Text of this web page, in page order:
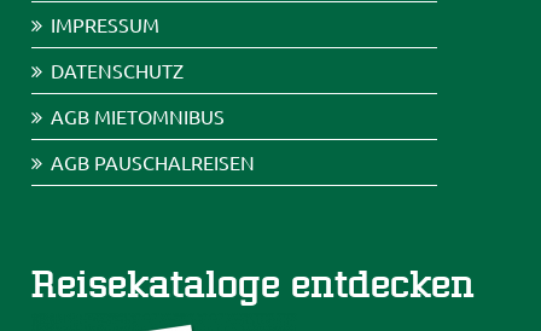
IMPRESSUM
DATENSCHUTZ
AGB MIETOMNIBUS
AGB PAUSCHALREISEN
Reisekataloge entdecken